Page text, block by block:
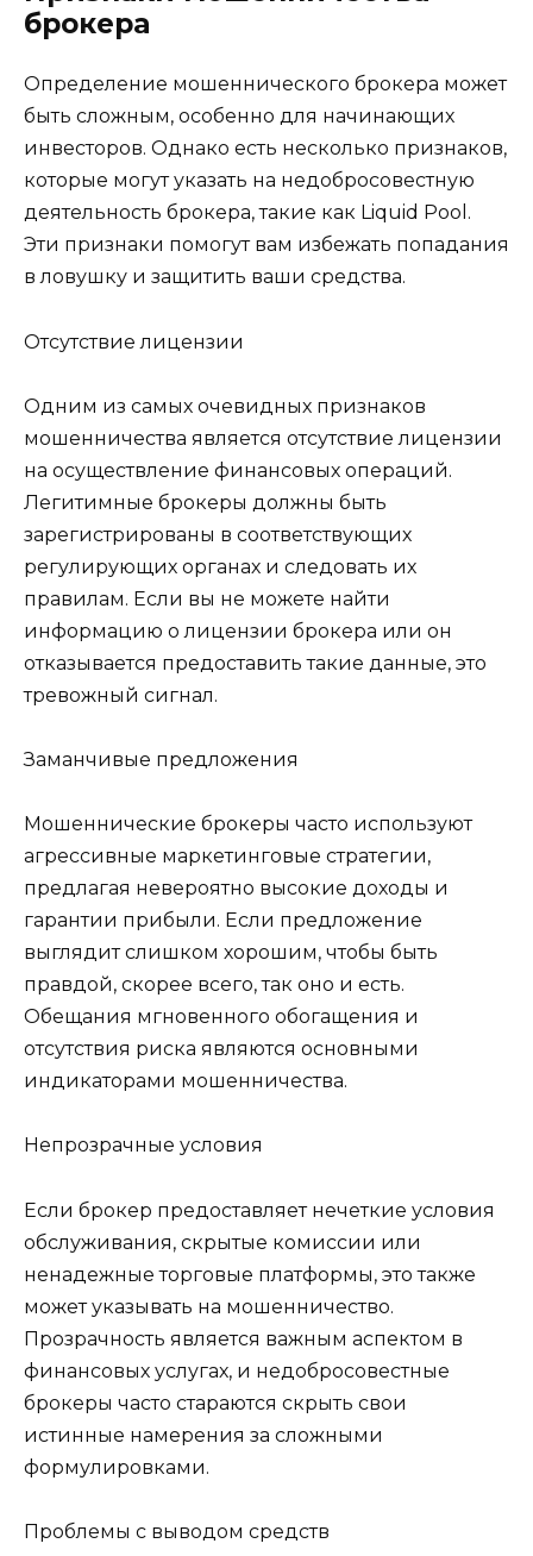
брокера
Определение мошеннического брокера может
быть сложным, особенно для начинающих
инвесторов. Однако есть несколько признаков,
которые могут указать на недобросовестную
деятельность брокера, такие как Liquid Pool.
Эти признаки помогут вам избежать попадания
в ловушку и защитить ваши средства.
Отсутствие лицензии
Одним из самых очевидных признаков
мошенничества является отсутствие лицензии
на осуществление финансовых операций.
Легитимные брокеры должны быть
зарегистрированы в соответствующих
регулирующих органах и следовать их
правилам. Если вы не можете найти
информацию о лицензии брокера или он
отказывается предоставить такие данные, это
тревожный сигнал.
Заманчивые предложения
Мошеннические брокеры часто используют
агрессивные маркетинговые стратегии,
предлагая невероятно высокие доходы и
гарантии прибыли. Если предложение
выглядит слишком хорошим, чтобы быть
правдой, скорее всего, так оно и есть.
Обещания мгновенного обогащения и
отсутствия риска являются основными
индикаторами мошенничества.
Непрозрачные условия
Если брокер предоставляет нечеткие условия
обслуживания, скрытые комиссии или
ненадежные торговые платформы, это также
может указывать на мошенничество.
Прозрачность является важным аспектом в
финансовых услугах, и недобросовестные
брокеры часто стараются скрыть свои
истинные намерения за сложными
формулировками.
Проблемы с выводом средств